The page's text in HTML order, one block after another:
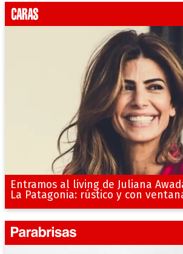
Entramos al living de Juliana
La Patagonia: rústico y con